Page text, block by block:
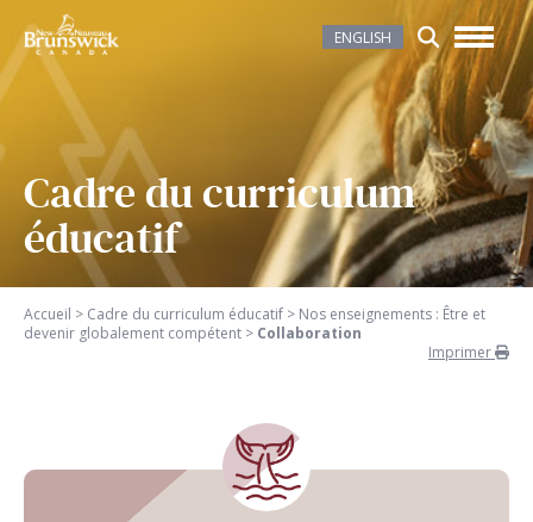
ENGLISH
Cadre du curriculum
éducatif
Accueil > Cadre du curriculum éducatif > Nos enseignements : Être et
devenir globalement compétent > Collaboration
Imprimer